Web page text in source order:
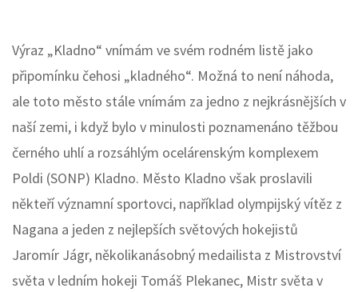
Výraz „Kladno“ vnímám ve svém rodném listě jako
připomínku čehosi „kladného“. Možná to není náhoda,
ale toto město stále vnímám za jedno z nejkrásnějších v
naší zemi, i když bylo v minulosti poznamenáno těžbou
černého uhlí a rozsáhlým ocelárenským komplexem
Poldi (SONP) Kladno. Město Kladno však proslavili
někteří významní sportovci, například olympijský vítěz z
Nagana a jeden z nejlepších světových hokejistů
Jaromír Jágr, několikanásobný medailista z Mistrovství
světa v ledním hokeji Tomáš Plekanec, Mistr světa v